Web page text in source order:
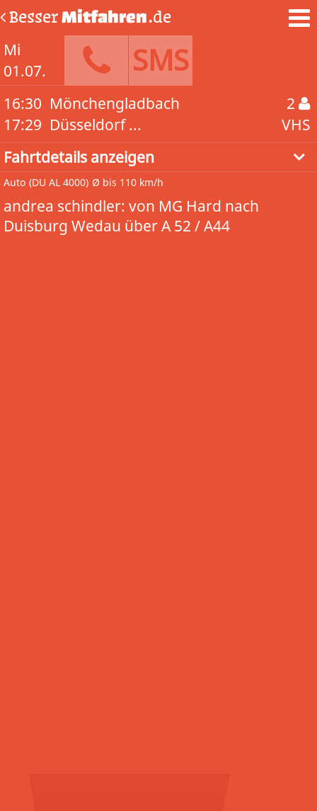
BesserMitfahren.de
Mi
01.07.
SMS
16:30
17:29
Mönchengladbach
Düsseldorf ...
2
VHS
Fahrtdetails anzeigen
Auto (DU AL 4000) Ø bis 110 km/h
andrea schindler: von MG Hard nach
Duisburg Wedau über A 52 / A44